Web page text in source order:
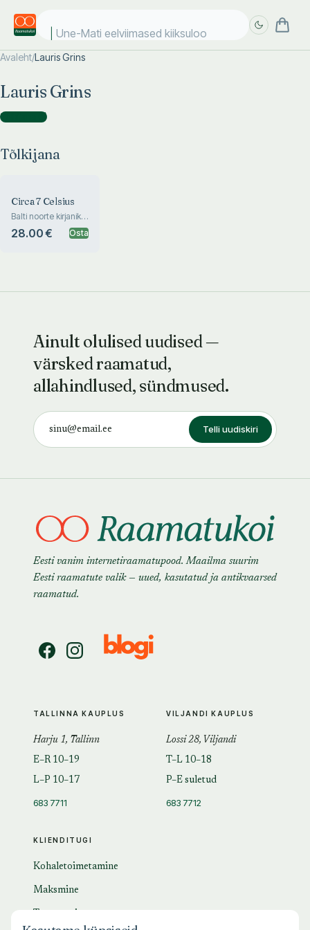
Une-Mati eelviimased kiiksulood
Avaleht/Lauris Grins
Lauris Grins
Tõlkijana )
Tõlkijana
Circa 7 Celsius
Balti noorte kirjanike
antoloogia
28.00 € Osta
Ainult olulised uudised —
värsked raamatud,
allahindlused, sündmused.
Telli uudiskiri
Eesti vanim internetiraamatupood. Maailma suurim
Eesti raamatute valik — uued, kasutatud ja antikvaarsed
raamatud.
KLIENDITUGI
Kohaletoimetamine
Maksmine
TALLINNA KAUPLUS
Harju 1, Tallinn
E–R 10–19
L–P 10–17
683 7711
VILJANDI KAUPLUS
Lossi 28, Viljandi
T–L 10–18
P–E suletud
683 7712